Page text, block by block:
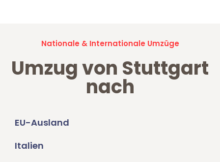
Nationale & Internationale Umzüge
Umzug von Stuttgart
nach
EU-Ausland
Italien